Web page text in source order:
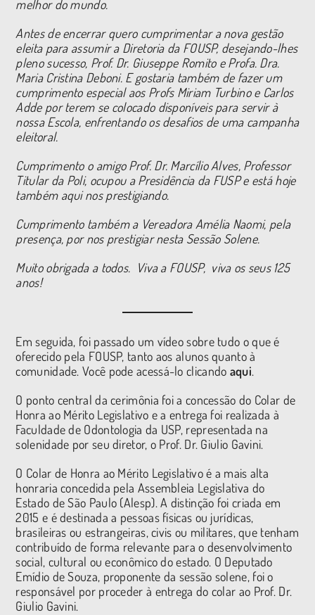
melhor do mundo.
Antes de encerrar quero cumprimentar a nova gestão
eleita para assumir a Diretoria da FOUSP, desejando-lhes
pleno sucesso, Prof. Dr. Giuseppe Romito e Profa. Dra.
Maria Cristina Deboni. E gostaria também de fazer um
cumprimento especial aos Profs Miriam Turbino e Carlos
Adde por terem se colocado disponíveis para servir à
nossa Escola, enfrentando os desafios de uma campanha
eleitoral.
Cumprimento o amigo Prof. Dr. Marcílio Alves, Professor
Titular da Poli, ocupou a Presidência da FUSP e está hoje
também aqui nos prestigiando.
Cumprimento também a Vereadora Amélia Naomi, pela
presença, por nos prestigiar nesta Sessão Solene.
Muito obrigada a todos. Viva a FOUSP, viva os seus 125
anos!
Em seguida, foi passado um vídeo sobre tudo o que é
oferecido pela FOUSP, tanto aos alunos quanto à
comunidade. Você pode acessá-lo clicando aqui.
O ponto central da cerimônia foi a concessão do Colar de
Honra ao Mérito Legislativo e a entrega foi realizada à
Faculdade de Odontologia da USP, representada na
solenidade por seu diretor, o Prof. Dr. Giulio Gavini.
O Colar de Honra ao Mérito Legislativo é a mais alta
honraria concedida pela Assembleia Legislativa do
Estado de São Paulo (Alesp). A distinção foi criada em
2015 e é destinada a pessoas físicas ou jurídicas,
brasileiras ou estrangeiras, civis ou militares, que tenham
contribuído de forma relevante para o desenvolvimento
social, cultural ou econômico do estado. O Deputado
Emídio de Souza, proponente da sessão solene, foi o
responsável por proceder à entrega do colar ao Prof. Dr.
Giulio Gavini.